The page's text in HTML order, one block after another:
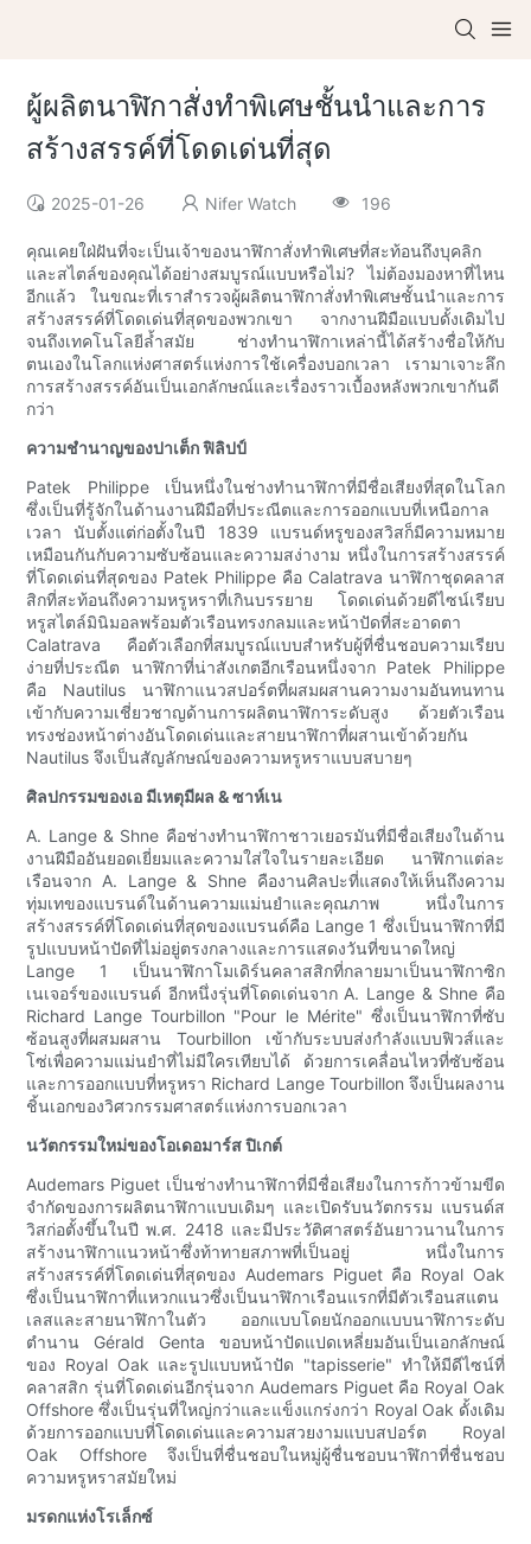
ผู้ผลิตนาฬิกาสั่งทำพิเศษชั้นนำและการ
สร้างสรรค์ที่โดดเด่นที่สุด
2025-01-26 Nifer Watch 196
คุณเคยใฝ่ฝันที่จะเป็นเจ้าของนาฬิกาสั่งทำพิเศษที่สะท้อนถึงบุคลิก
และสไตล์ของคุณได้อย่างสมบูรณ์แบบหรือไม่? ไม่ต้องมองหาที่ไหน
อีกแล้ว ในขณะที่เราสำรวจผู้ผลิตนาฬิกาสั่งทำพิเศษชั้นนำและการ
สร้างสรรค์ที่โดดเด่นที่สุดของพวกเขา จากงานฝีมือแบบดั้งเดิมไป
จนถึงเทคโนโลยีล้ำสมัย ช่างทำนาฬิกาเหล่านี้ได้สร้างชื่อให้กับ
ตนเองในโลกแห่งศาสตร์แห่งการใช้เครื่องบอกเวลา เรามาเจาะลึก
การสร้างสรรค์อันเป็นเอกลักษณ์และเรื่องราวเบื้องหลังพวกเขากันดี
กว่า
ความชำนาญของปาเต็ก ฟิลิปป์
Patek Philippe เป็นหนึ่งในช่างทำนาฬิกาที่มีชื่อเสียงที่สุดในโลก
ซึ่งเป็นที่รู้จักในด้านงานฝีมือที่ประณีตและการออกแบบที่เหนือกาล
เวลา นับตั้งแต่ก่อตั้งในปี 1839 แบรนด์หรูของสวิสก็มีความหมาย
เหมือนกันกับความซับซ้อนและความสง่างาม หนึ่งในการสร้างสรรค์
ที่โดดเด่นที่สุดของ Patek Philippe คือ Calatrava นาฬิกาชุดคลาส
สิกที่สะท้อนถึงความหรูหราที่เกินบรรยาย โดดเด่นด้วยดีไซน์เรียบ
หรูสไตล์มินิมอลพร้อมตัวเรือนทรงกลมและหน้าปัดที่สะอาดตา
Calatrava คือตัวเลือกที่สมบูรณ์แบบสำหรับผู้ที่ชื่นชอบความเรียบ
ง่ายที่ประณีต นาฬิกาที่น่าสังเกตอีกเรือนหนึ่งจาก Patek Philippe
คือ Nautilus นาฬิกาแนวสปอร์ตที่ผสมผสานความงามอันทนทาน
เข้ากับความเชี่ยวชาญด้านการผลิตนาฬิการะดับสูง ด้วยตัวเรือน
ทรงช่องหน้าต่างอันโดดเด่นและสายนาฬิกาที่ผสานเข้าด้วยกัน
Nautilus จึงเป็นสัญลักษณ์ของความหรูหราแบบสบายๆ
ศิลปกรรมของเอ มีเหตุมีผล & ซาห์เน
A. Lange & Shne คือช่างทำนาฬิกาชาวเยอรมันที่มีชื่อเสียงในด้าน
งานฝีมืออันยอดเยี่ยมและความใส่ใจในรายละเอียด นาฬิกาแต่ละ
เรือนจาก A. Lange & Shne คืองานศิลปะที่แสดงให้เห็นถึงความ
ทุ่มเทของแบรนด์ในด้านความแม่นยำและคุณภาพ หนึ่งในการ
สร้างสรรค์ที่โดดเด่นที่สุดของแบรนด์คือ Lange 1 ซึ่งเป็นนาฬิกาที่มี
รูปแบบหน้าปัดที่ไม่อยู่ตรงกลางและการแสดงวันที่ขนาดใหญ่
Lange 1 เป็นนาฬิกาโมเดิร์นคลาสสิกที่กลายมาเป็นนาฬิกาซิก
เนเจอร์ของแบรนด์ อีกหนึ่งรุ่นที่โดดเด่นจาก A. Lange & Shne คือ
Richard Lange Tourbillon "Pour le Mérite" ซึ่งเป็นนาฬิกาที่ซับ
ซ้อนสูงที่ผสมผสาน Tourbillon เข้ากับระบบส่งกำลังแบบฟิวส์และ
โซ่เพื่อความแม่นยำที่ไม่มีใครเทียบได้ ด้วยการเคลื่อนไหวที่ซับซ้อน
และการออกแบบที่หรูหรา Richard Lange Tourbillon จึงเป็นผลงาน
ชิ้นเอกของวิศวกรรมศาสตร์แห่งการบอกเวลา
นวัตกรรมใหม่ของโอเดอมาร์ส ปิเกต์
Audemars Piguet เป็นช่างทำนาฬิกาที่มีชื่อเสียงในการก้าวข้ามขีด
จำกัดของการผลิตนาฬิกาแบบเดิมๆ และเปิดรับนวัตกรรม แบรนด์ส
วิสก่อตั้งขึ้นในปี พ.ศ. 2418 และมีประวัติศาสตร์อันยาวนานในการ
สร้างนาฬิกาแนวหน้าซึ่งท้าทายสภาพที่เป็นอยู่ หนึ่งในการ
สร้างสรรค์ที่โดดเด่นที่สุดของ Audemars Piguet คือ Royal Oak
ซึ่งเป็นนาฬิกาที่แหวกแนวซึ่งเป็นนาฬิกาเรือนแรกที่มีตัวเรือนสแตน
เลสและสายนาฬิกาในตัว ออกแบบโดยนักออกแบบนาฬิการะดับ
ตำนาน Gérald Genta ขอบหน้าปัดแปดเหลี่ยมอันเป็นเอกลักษณ์
ของ Royal Oak และรูปแบบหน้าปัด "tapisserie" ทำให้มีดีไซน์ที่
คลาสสิก รุ่นที่โดดเด่นอีกรุ่นจาก Audemars Piguet คือ Royal Oak
Offshore ซึ่งเป็นรุ่นที่ใหญ่กว่าและแข็งแกร่งกว่า Royal Oak ดั้งเดิม
ด้วยการออกแบบที่โดดเด่นและความสวยงามแบบสปอร์ต Royal
Oak Offshore จึงเป็นที่ชื่นชอบในหมู่ผู้ชื่นชอบนาฬิกาที่ชื่นชอบ
ความหรูหราสมัยใหม่
มรดกแห่งโรเล็กซ์